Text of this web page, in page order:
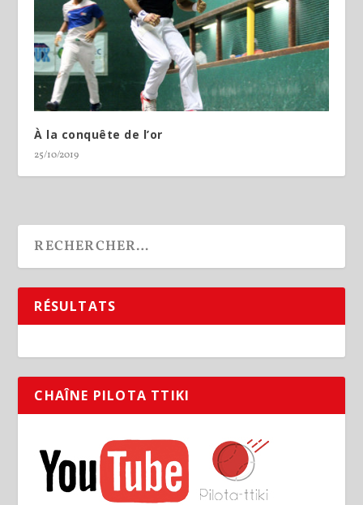
À la conquête de l’or
25/10/2019
RÉSULTATS
CHAÎNE PILOTA TTIKI